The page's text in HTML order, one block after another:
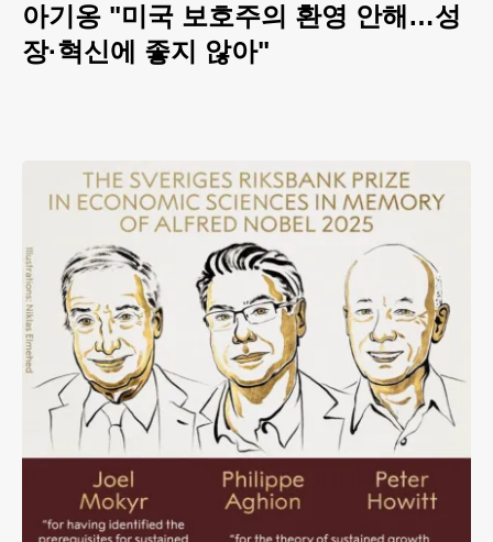
아기옹 "미국 보호주의 환영 안해…성
장·혁신에 좋지 않아"